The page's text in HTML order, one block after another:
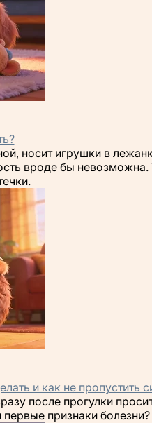
носит игрушки в
вроде бы невозможна.
и как не пропустить
после прогулки
первые признаки болезни?